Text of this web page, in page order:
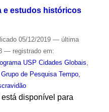
e estudos históricos
05/12/2019 — última
— registrado em:
USP Cidades Globais,
Grupo de Pesquisa Tempo,
disponível para